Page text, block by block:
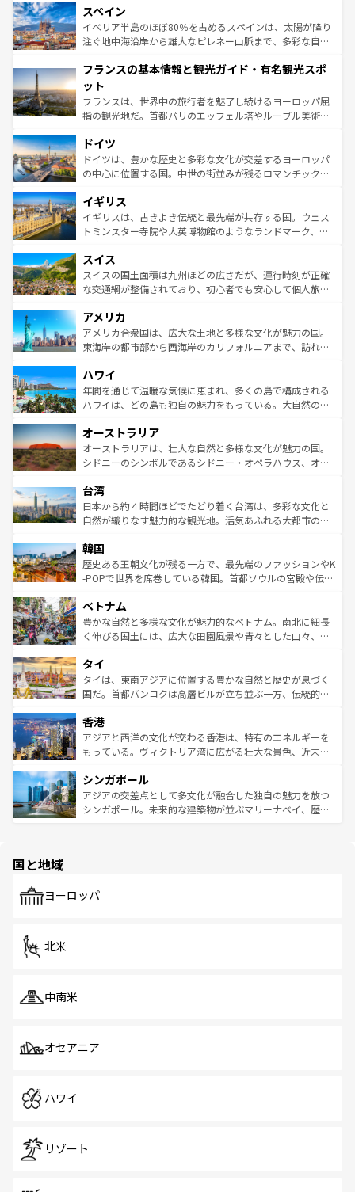
ろん、トスカーナの美しい田園風景やアマルフィ海岸の絶
景など、自然景観も見逃せない。観光の合間には、本場の
ピザやパスタなど、絶品のイタリア料理を堪能することも
ませてくれるイタリアで、忘れられない旅をしてみよう！
なお、新着のイタリア情報は
しい。
スペイン
イベリア半島のほぼ80％を占めるスペインは、太陽が降り
注ぐ地中海沿岸から雄大なピレネー山脈まで、多彩な自然
文化が根付くこの国では、情熱的なフラメンコ、熱気あふ
れる闘牛、そして美味しいタパスが生活の一部となってい
る。首都マドリードの洗練された雰囲気や、バルセロナの
アートに溢れた街角から、地方では古代ローマ遺跡や中世
せる。地方によって風土や気候が異なるスペインはその個
性で訪れる人を魅了する。 なお、新着のスペイン情報は コ
ンテンツ一覧を参照してほしい。
フランスの基本情報と観光ガイド・有名観光スポ
ット
フランスは、世界中の旅行者を魅了し続けるヨーロッパ屈
指の観光地だ。首都パリのエッフェル塔やルーブル美術館
で、幅広い魅力が詰まっている。華麗な宮殿、歴史的な大
聖堂、美しいビーチ、そして豊かな自然が、訪れる者を心
から魅了する。また、フランスは美食の国としても知ら
いる。シャンパンの発祥地であるランス、プロヴァンスの
香り高いラベンダー畑など、多彩な楽しみ方が可能だ。さ
らに、パリ以外の地域にも魅力が溢れており、どの街角に
れる地方に足を運ぶとそれぞれで全く異なる文化を体験で
きるだろう。 なお、新着のフランス情報はコンテンツ一覧
を参照してほしい。
ドイツ
ドイツは、豊かな歴史と多彩な文化が交差するヨーロッパ
の中心に位置する国。中世の街並みが残るロマンチック街
顔を持つこの国は、どこを歩いても飽きることがない。ベ
ルリンの文化的活気、バイエルン州のアルプスの絶景、そ
してライン川沿いのワイン畑といった風景は必見。ビール
は、お酒好きな人にはぜひ体験してほしい。 なお、新着の
ドイツ情報はコンテンツ一覧を参照してほしい。
イギリス
イギリスは、古きよき伝統と最先端が共存する国。ウェス
トミンスター寺院や大英博物館のようなランドマーク、歴
リアごとに異なる魅力がある。また、優雅なアフタヌーン
ティー、ビール好きにはたまらない英国パブ、サッカー観
戦など、本場だからこそできる体験も豊富。イギリスを旅
ンツ一覧を参照してほしい。
スイス
スイスの国土面積は九州ほどの広さだが、運行時刻が正確
な交通網が整備されており、初心者でも安心して個人旅行
の建物がそのまま残る町や、スイスならではのユニークな
博物館もあり、アルプス観光だけでなく町歩きも満喫する
ことができる。国民の所得が高いため物価も高いが、旅行
ば市内交通費無料で観光を楽しむこともできる。 なお、新
着のスイス情報はコンテンツ一覧 を参照してほしい。
アメリカ
アメリカ合衆国は、広大な土地と多様な文化が魅力の国。
東海岸の都市部から西海岸のカリフォルニアまで、訪れる
のような巨大都市は、観光、ショッピング、エンターテイ
ンメントが詰まった刺激的なスポットだ。一方、アメリカ
西部には大自然が広がり、グランドキャニオンやイエロー
部のニューオーリンズでは、音楽と美食が融合した独特の
文化が魅力。旅行者はアメリカの各地域で異なる魅力を楽
しみながら、その多様性と豊かな歴史を感じることができ
ならではの贅沢な旅のスタイルだ。 なお、新着のアメリカ
情報はコンテンツ一覧を参照してほしい。
ハワイ
年間を通じて温暖な気候に恵まれ、多くの島で構成される
ハワイは、どの島も独自の魅力をもっている。大自然の神
ワイ島は見逃せない。また、定番の観光地といえばオアフ
島だが、静かな自然を求めるならマウイ島やカウアイ島が
おすすめ。エメラルドグリーンに輝く海をはじめ、豊かな
れるおもてなしの心で訪れる人々を迎えてくれるハワイの
人々、おいしいローカルフードやハワイアンミュージッ
ク、伝統的なフラダンスなど、すべてがハワイの魅力を彩
ワイを、存分に味わってほしい。 なお、新着のハワイ情報
はコンテンツ一覧を参照してほしい。
オーストラリア
オーストラリアは、壮大な自然と多様な文化が魅力の国。
シドニーのシンボルであるシドニー・オペラハウス、オー
リアリーフや大陸中央部にそびえるウルル（エアーズロッ
ク）、タスマニアの美しい原生林やケアンズの熱帯雨林な
ど、見どころがたくさん。また、カフェやワイン、オージ
いる。アクティビティも充実しており、サーフィンやダイ
ビング、ハイキングなど、アウトドア好きにはたまらな
い。オーストラリアの多彩な魅力を存分に味わいつくそ
参照してほしい。
台湾
日本から約４時間ほどでたどり着く台湾は、多彩な文化と
自然が織りなす魅力的な観光地。活気あふれる大都市の台
ン）、静ひつな山岳地帯である台湾東部など、都市の喧騒
と山間の静けさが共存しており、訪れる人に新しい発見と
驚きをもたらしてくれる。また、奥深い台湾の食文化も魅
容にもいいと評判のスイーツなど、バラエティ豊かな料理
が味わえる。 なお、新着の台湾情報は コンテンツ一覧を参
照してほしい。
韓国
歴史ある王朝文化が残る一方で、最先端のファッションやK
-POPで世界を席巻している韓国。首都ソウルの宮殿や伝統
き、地方に足を延ばせば四季折々の自然美を楽しむことが
できる。そして、キムチや焼肉、絶品のストリートフード
まで、さまざまな韓国料理が待っている。夜には、韓国な
リティに包まれながら、韓国の多彩な魅力を心ゆくまで味
わってみてほしい。 なお、新着の韓国情報はコンテンツ一
覧を参照してほしい。
ベトナム
豊かな自然と多様な文化が魅力的なベトナム。南北に細長
く伸びる国土には、広大な田園風景や青々とした山々、世
急速な発展と共に伝統が息づく。ハノイの古い町並みやホ
ーチミン市のフランス統治時代の建物も、独特の雰囲気を
醸し出している。また、バラエティの豊かさとおいしさで
とつ。フォーやバインミー、ベトナムコーヒーなどは、ぜ
ひ現地で味わいたい。どの地域を訪れてもあたたかい人々
が旅行者を迎えてくれるので、きっと忘れられない旅にな
参照してほしい。
タイ
タイは、東南アジアに位置する豊かな自然と歴史が息づく
国だ。首都バンコクは高層ビルが立ち並ぶ一方、伝統的な
の活気が交差している。北部ではチェンマイなどの山岳地
帯で自然と触れ合い、南部ではプーケットやクラビの美し
いビーチでリゾート気分を楽しむことができる。タイ料理
激する。気候は一年中温暖で、どの季節にも異なる楽しみ
が待っている。親しみやすいタイの人々、仏教を中心とし
た文化、そして多様な観光資源が、訪れる旅人を魅了し続
香港
アジアと西洋の文化が交わる香港は、特有のエネルギーを
もっている。ヴィクトリア湾に広がる壮大な景色、近未来
み、どこを訪れても感動するはず。観光スポットが密集し
ており、効率よく見どころを回れるのも魅力。息をのむよ
うな絶景から文化的な体験まで、香港を存分に楽しみ尽く
シンガポール
アジアの交差点として多文化が融合した独自の魅力を放つ
シンガポール。未来的な建築物が並ぶマリーナベイ、歴史
で、ホーカーズは地元の風情を楽しめる外せないスポット
国と地域
ヨーロッパ
北米
中南米
オセアニア
ハワイ
リゾート